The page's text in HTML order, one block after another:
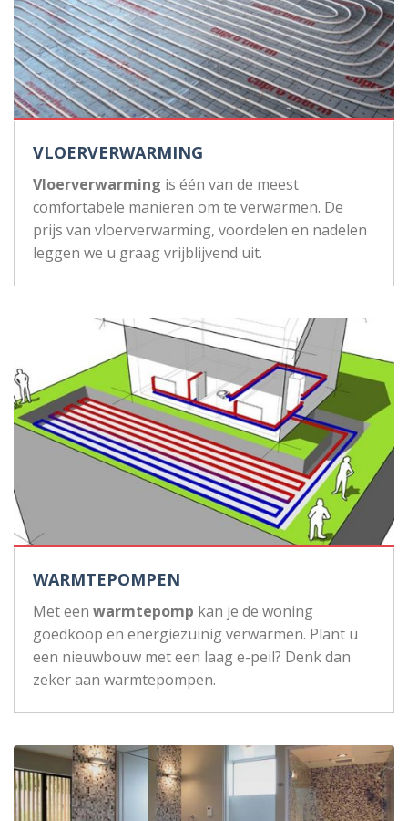
VLOERVERWARMING
Vloerverwarming is één van de meest
comfortabele manieren om te verwarmen. De
prijs van vloerverwarming, voordelen en nadelen
leggen we u graag vrijblijvend uit.
WARMTEPOMPEN
Met een warmtepomp kan je de woning
goedkoop en energiezuinig verwarmen. Plant u
een nieuwbouw met een laag e-peil? Denk dan
zeker aan warmtepompen.